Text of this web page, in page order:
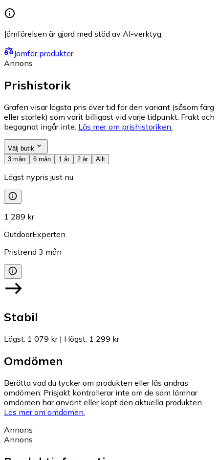
Jämförelsen är gjord med stöd av AI-verktyg.
Jämför produkter
Annons
Prishistorik
Grafen visar lägsta pris över tid för den variant (såsom färg
eller storlek) som varit billigast vid varje tidpunkt. Frakt och
begagnat ingår inte. Läs mer om prishistoriken.
Välj butik
3 mån
6 mån 1 år 2 år Allt
Lägst nypris just nu
1 289 kr
OutdoorExperten
Pristrend 3 mån
Stabil
Lägst: 1 079 kr| Högst: 1 299 kr
Omdömen
Berätta vad du tycker om produkten eller läs andras
omdömen. Prisjakt kontrollerar inte om de som lämnar
omdömen har använt eller köpt den aktuella produkten.
Läs mer om omdömen.
Annons
Annons